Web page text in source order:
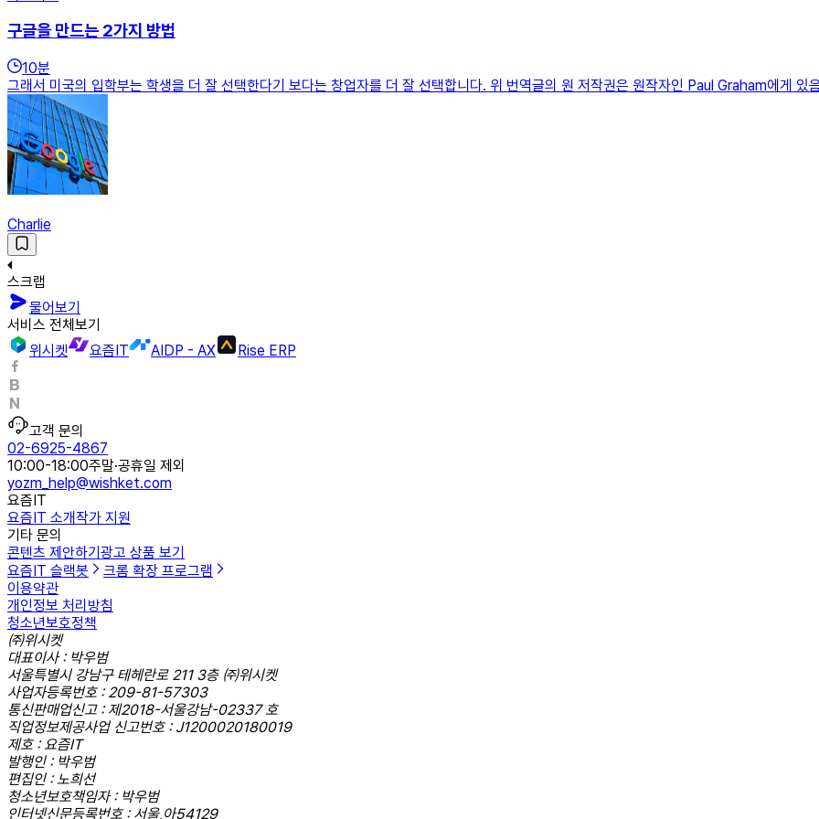
구글을 만드는 2가지 방법
10분
그래서 미국의 입학부는 학생을 더 잘 선택한다기 보다는 창업자를 더 잘 선택합니다. 위 번역글의 원 저작권은 원작자인 Paul Graham에게 있
Charlie
스크랩
물어보기
서비스 전체보기
위시켓
요즘IT AIDP - AX Rise ERP
고객 문의
02-6925-4867
10:00-18:00주말·공휴일 제외
yozm_help@wishket.com
요즘IT
요즘IT 소개작가 지원
기타 문의
콘텐츠 제안하기 광고 상품 보기
요즘IT 슬랙봇
크롬 확장 프로그램
이용약관
개인정보 처리방침
청소년보호정책
㈜위시켓
대표이사 : 박우범
서울특별시 강남구 테헤란로 211 3층 ㈜위시켓
사업자등록번호 : 209-81-57303
통신판매업신고 : 제2018-서울강남-02337 호
직업정보제공사업 신고번호 : J1200020180019
제호 : 요즘IT
발행인 : 박우범
편집인 : 노희선
청소년보호책임자 : 박우범
인터넷신문등록번호 : 서울,아54129